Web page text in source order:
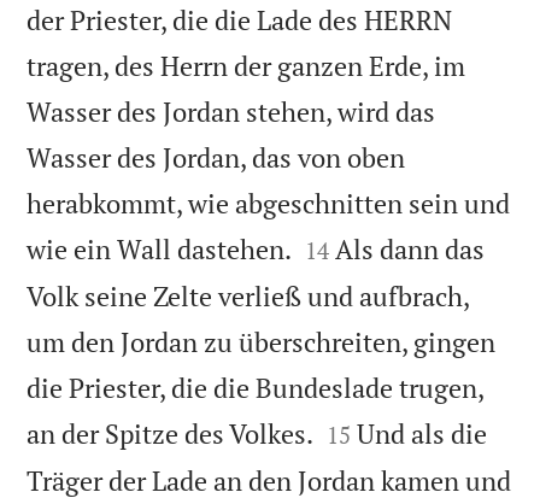
der Priester, die die Lade des HERRN
tragen, des Herrn der ganzen Erde, im
Wasser des Jordan stehen, wird das
Wasser des Jordan, das von oben
herabkommt, wie abgeschnitten sein und
wie ein Wall dastehen. 

14 Als dann das
Volk seine Zelte verließ und aufbrach,
um den Jordan zu überschreiten, gingen
die Priester, die die Bundeslade trugen,
an der Spitze des Volkes. 

15 Und als die
Träger der Lade an den Jordan kamen und